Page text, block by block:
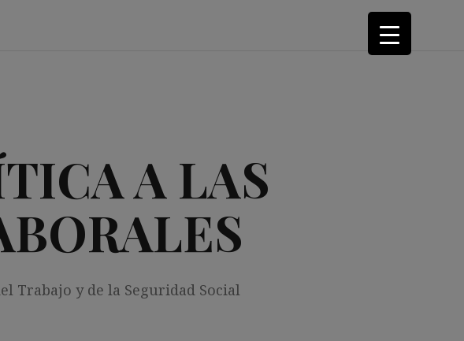
A LAS
Trabajo y de la Seguridad Social